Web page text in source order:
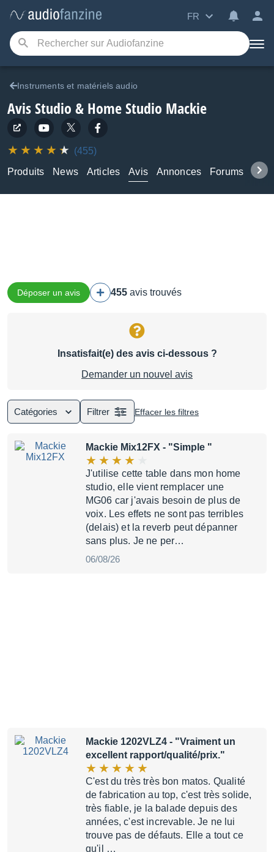
FR
Instruments et matériels audio
Avis Studio & Home Studio Mackie
(455)
Produits
News Articles Avis Annonces Forums
Déposer un avis 455 avis trouvés
Insatisfait(e) des avis ci-dessous ?
Demander un nouvel avis
Catégories Filtrer Effacer les filtres
Mackie Mix12FX - "Simple "
J'utilise cette table dans mon home
studio, elle vient remplacer une
MG06 car j'avais besoin de plus de
voix. Les effets ne sont pas terribles
(delais) et la reverb peut dépanner
sans plus. Je ne per…
06/08/26
Mackie 1202VLZ4 - "Vraiment un
excellent rapport/qualité/prix."
C'est du très très bon matos. Qualité
de fabrication au top, c'est très solide,
très fiable, je la balade depuis des
années, c'est increvable. Je ne lui
trouve pas de défauts. Elle a tout ce
qu'il …